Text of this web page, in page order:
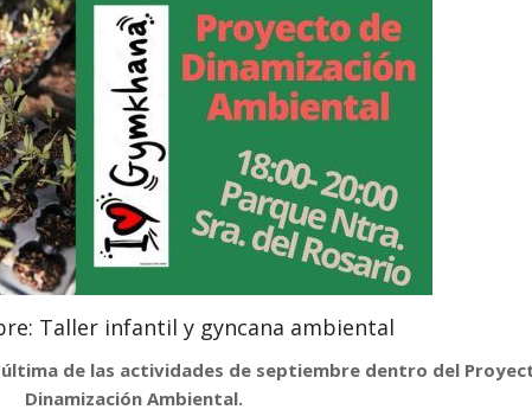
Taller infantil y gyncana ambiental
de las actividades de septiembre dentro del
Dinamización Ambiental.